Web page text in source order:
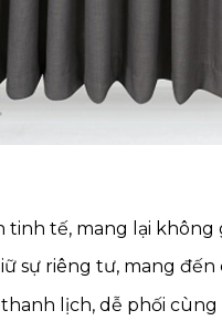
tinh tế, mang lại không
sự riêng tư, mang
lịch, dễ phối cùng